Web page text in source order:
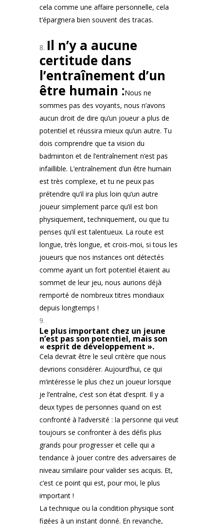
cela comme une affaire personnelle, cela
t’épargnera bien souvent des tracas.
Il n’y a aucune
certitude dans
l’entraînement d’un
être humain :Nous ne
sommes pas des voyants, nous n’avons
aucun droit de dire qu’un joueur a plus de
potentiel et réussira mieux qu’un autre. Tu
dois comprendre que ta vision du
badminton et de l’entraînement n’est pas
infaillible. L’entraînement d’un être humain
est très complexe, et tu ne peux pas
prétendre qu’il ira plus loin qu’un autre
joueur simplement parce qu’il est bon
physiquement, techniquement, ou que tu
penses qu’il est talentueux. La route est
longue, très longue, et crois-moi, si tous les
joueurs que nos instances ont détectés
comme ayant un fort potentiel étaient au
sommet de leur jeu, nous aurions déjà
remporté de nombreux titres mondiaux
depuis longtemps !
Le plus important chez un jeune
n’est pas son potentiel, mais son
« esprit de développement ».
Cela devrait être le seul critère que nous
devrions considérer. Aujourd’hui, ce qui
m’intéresse le plus chez un joueur lorsque
je l’entraîne, c’est son état d’esprit. Il y a
deux types de personnes quand on est
confronté à l’adversité : la personne qui veut
toujours se confronter à des défis plus
grands pour progresser et celle qui a
tendance à jouer contre des adversaires de
niveau similaire pour valider ses acquis. Et,
c’est ce point qui est, pour moi, le plus
important !
La technique ou la condition physique sont
figées à un instant donné. En revanche,